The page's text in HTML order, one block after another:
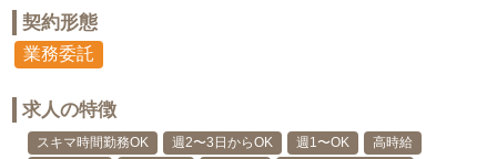
契約形態
業務委託
求人の特徴
スキマ時間勤務OK 週2〜3日からOK 週1〜OK
高時給